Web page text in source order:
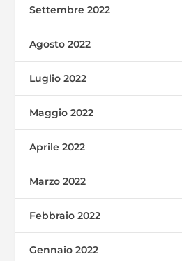
Settembre 2022
Agosto 2022
Luglio 2022
Maggio 2022
Aprile 2022
Marzo 2022
Febbraio 2022
Gennaio 2022